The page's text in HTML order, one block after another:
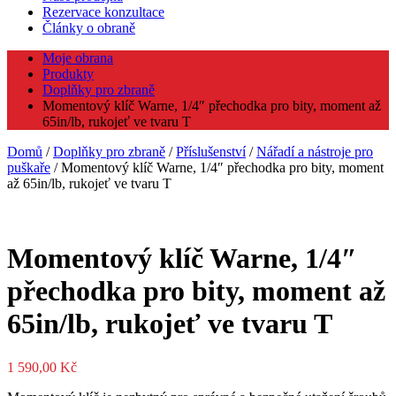
Rezervace konzultace
Články o obraně
Moje obrana
Produkty
Doplňky pro zbraně
Momentový klíč Warne, 1/4″ přechodka pro bity, moment až
65in/lb, rukojeť ve tvaru T
Domů /Doplňky pro zbraně /Příslušenství/Nářadí a nástroje pro
puškaře / Momentový klíč Warne, 1/4″ přechodka pro bity, moment
až 65in/lb, rukojeť ve tvaru T
Momentový klíč Warne, 1/4″
přechodka pro bity, moment až
65in/lb, rukojeť ve tvaru T
1 590,00 Kč